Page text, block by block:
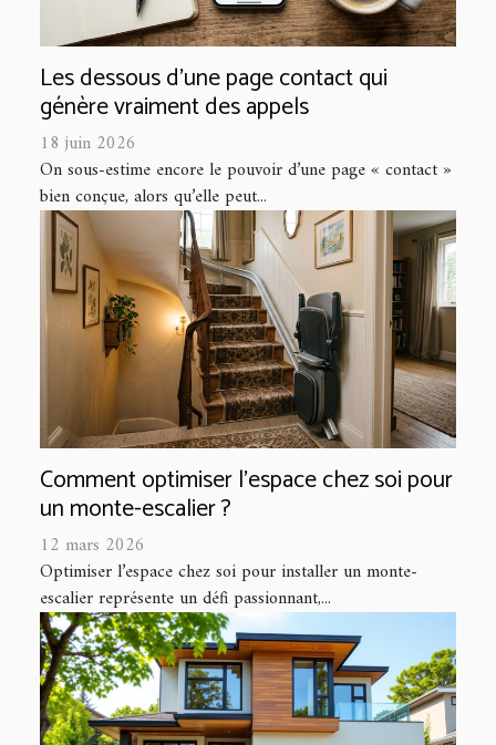
Les dessous d’une page contact qui
génère vraiment des appels
18 juin 2026
On sous-estime encore le pouvoir d’une page « contact »
bien conçue, alors qu’elle peut...
Comment optimiser l'espace chez soi pour
un monte-escalier ?
12 mars 2026
Optimiser l’espace chez soi pour installer un monte-
escalier représente un défi passionnant,...